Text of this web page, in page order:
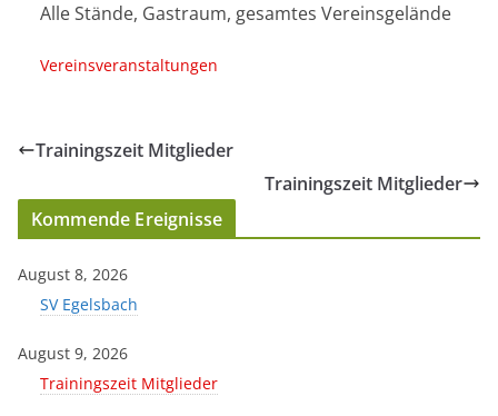
Alle Stände, Gastraum, gesamtes Vereinsgelände
Vereinsveranstaltungen
Trainingszeit Mitglieder
Trainingszeit Mitglieder
Kommende Ereignisse
August 8, 2026
SV Egelsbach
August 9, 2026
Trainingszeit Mitglieder